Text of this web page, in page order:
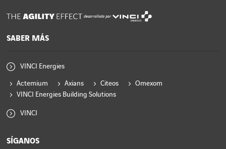
desarrollado por
SABER MÁS
VINCI Energies
Actemium Axians Citeos
Omexom
VINCI Energies Building Solutions
VINCI
SÍGANOS